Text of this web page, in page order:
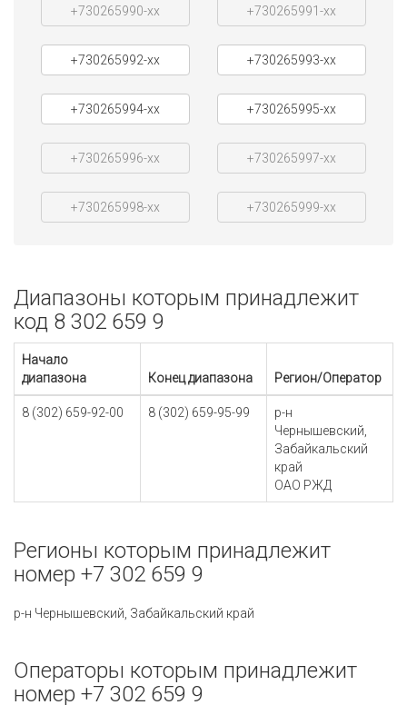
+730265990-xx +730265991-xx
+730265992-xx +730265993-xx
+730265994-xx +730265995-xx
+730265996-xx +730265997-xx
+730265998-xx +730265999-xx
Диапазоны которым принадлежит
код 8 302 659 9
Начало
диапазона
Конец диапазона Регион/Оператор
8 (302) 659-92-00 8 (302) 659-95-99
р-н
Чернышевский,
Забайкальский
край
ОАО РЖД
Регионы которым принадлежит
номер +7 302 659 9
р-н Чернышевский, Забайкальский край
Операторы которым принадлежит
номер +7 302 659 9